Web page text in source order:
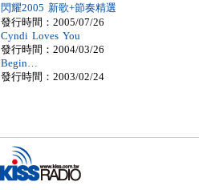
閃耀2005 新歌+節奏精選
發行時間：2005/07/26
Cyndi Loves You
發行時間：2004/03/26
Begin…
發行時間：2003/02/24